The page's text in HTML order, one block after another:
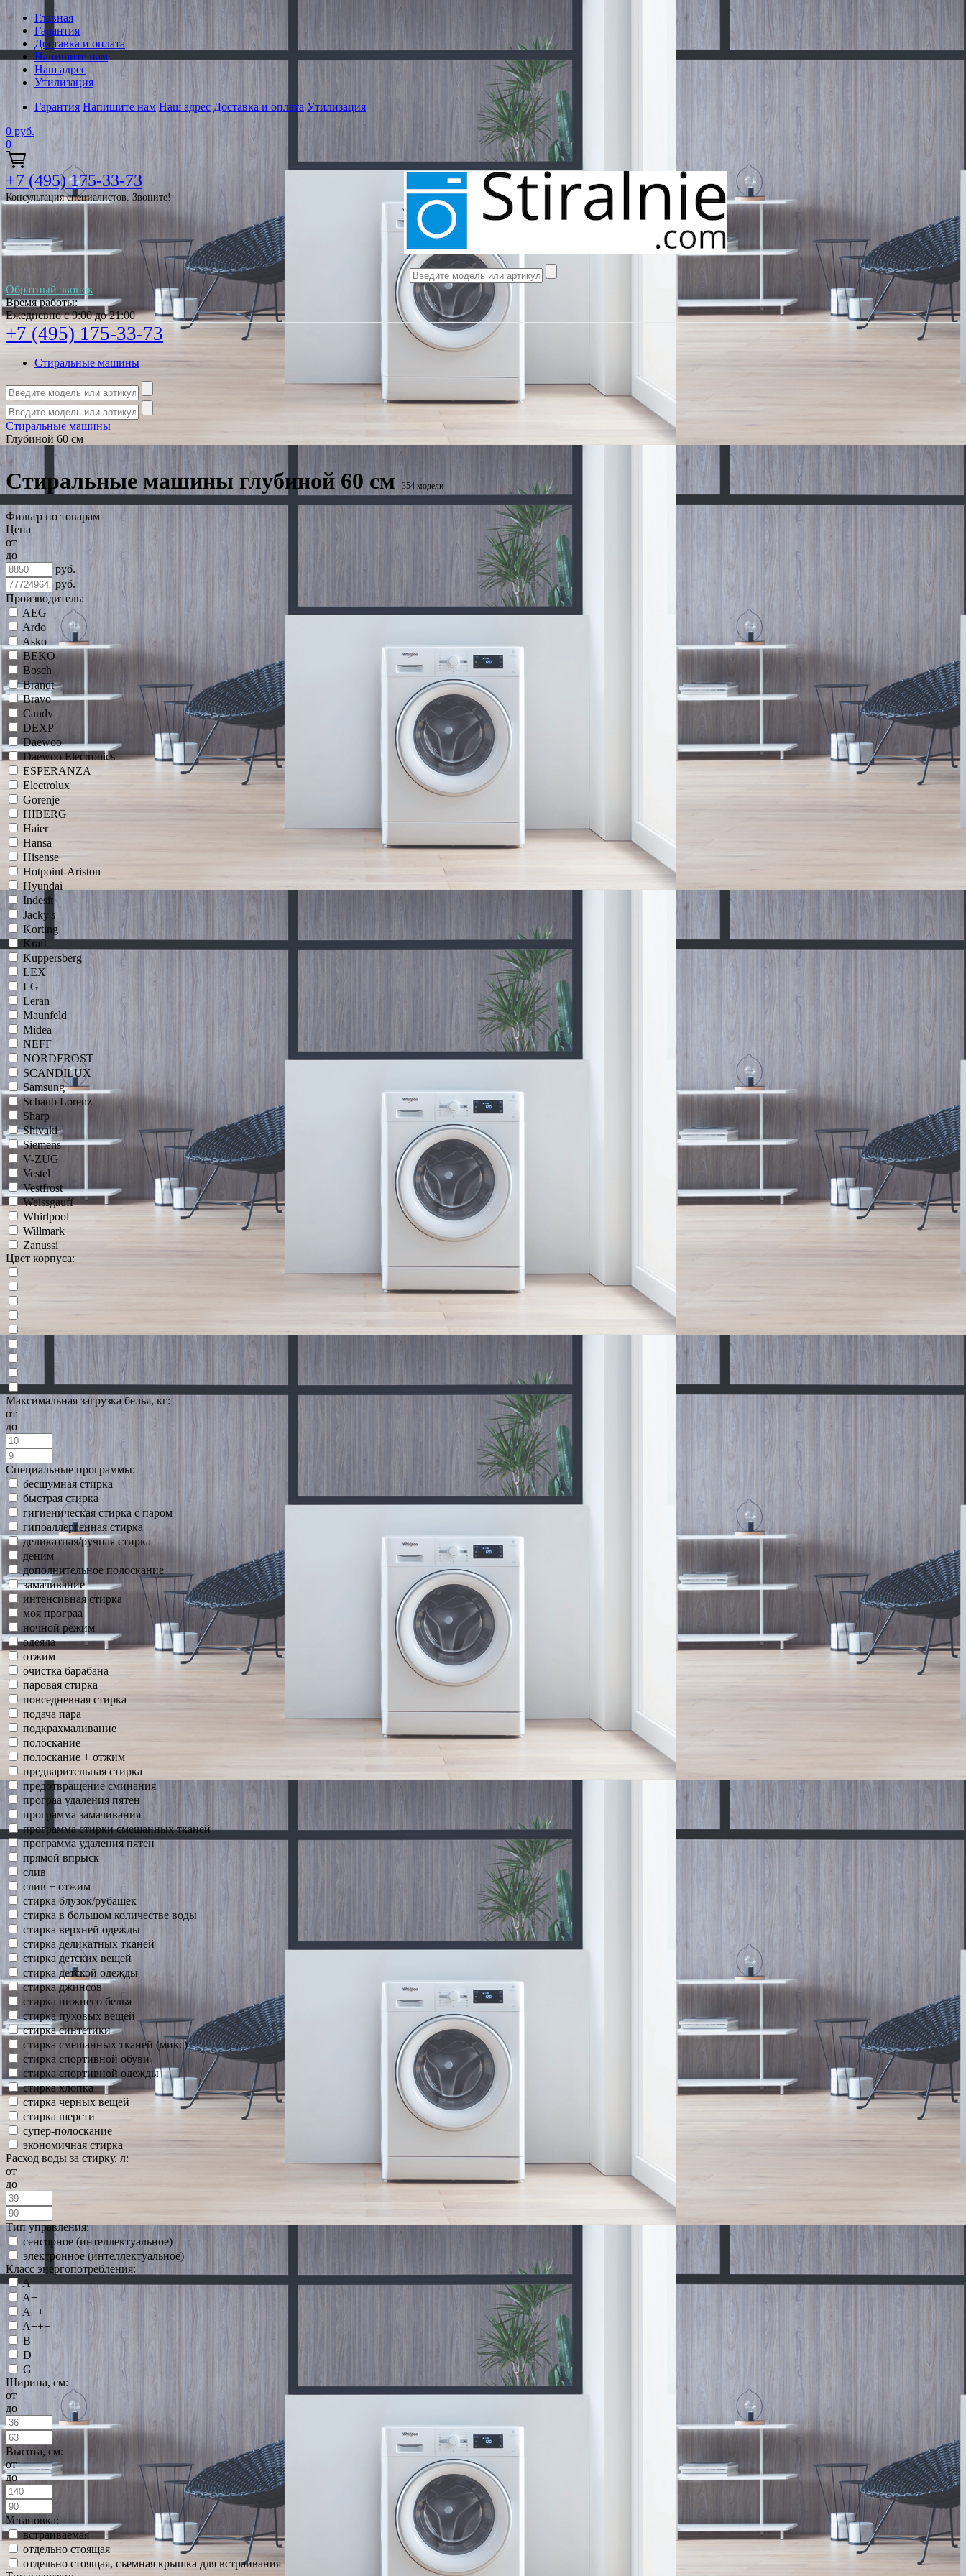
Главная
Гарантия
Доставка и оплата
Напишите нам
Наш адрес
Утилизация
Гарантия Напишите нам Наш адрес Доставка и оплата Утилизация
0 руб.
0
+7 (495) 175-33-73
Консультация специалистов. Звоните!
Обратный звонок
Время работы:
Ежедневно с 9:00 до 21:00
+7 (495) 175-33-73
Стиральные машины
Стиральные машины
Глубиной 60 см
Стиральные машины глубиной 60 см 354 модели
Фильтр по товарам
Цена
от
до
руб.
руб.
Производитель:
AEG
Ardo
Asko
BEKO
Bosch
Brandt
Bravo
Candy
DEXP
Daewoo
Daewoo Electronics
ESPERANZA
Electrolux
Gorenje
HIBERG
Haier
Hansa
Hisense
Hotpoint-Ariston
Hyundai
Indesit
Jacky's
Korting
Kraft
Kuppersberg
LEX
LG
Leran
Maunfeld
Midea
NEFF
NORDFROST
SCANDILUX
Samsung
Schaub Lorenz
Sharp
Shivaki
Siemens
V-ZUG
Vestel
Vestfrost
Weissgauff
Whirlpool
Willmark
Zanussi
Цвет корпуса:
Максимальная загрузка белья, кг:
от
до
Специальные программы:
бесшумная стирка
быстрая стирка
гигиеническая стирка с паром
гипоаллергенная стирка
деликатная/ручная стирка
деним
дополнительное полоскание
замачивание
интенсивная стирка
моя програа
ночной режим
одеяла
отжим
очистка барабана
паровая стирка
повседневная стирка
подача пара
подкрахмаливание
полоскание
полоскание + отжим
предварительная стирка
предотвращение сминания
програа удаления пятен
программа замачивания
программа стирки смешанных тканей
программа удаления пятен
прямой впрыск
слив
слив + отжим
стирка блузок/рубашек
стирка в большом количестве воды
стирка верхней одежды
стирка деликатных тканей
стирка детских вещей
стирка детской одежды
стирка джинсов
стирка нижнего белья
стирка пуховых вещей
стирка синтетики
стирка смешанных тканей (микс)
стирка спортивной обуви
стирка спортивной одежды
стирка хлопка
стирка черных вещей
стирка шерсти
супер-полоскание
экономичная стирка
Расход воды за стирку, л:
от
до
Тип управления:
сенсорное (интеллектуальное)
электронное (интеллектуальное)
Класс энергопотребления:
A
A+
A++
A+++
B
D
G
Ширина, см:
от
до
Высота, см:
от
до
Установка:
встраиваемая
отдельно стоящая
отдельно стоящая, съемная крышка для встраивания